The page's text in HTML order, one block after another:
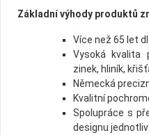
Základní výhody produktů
Více než 65 let
Vysoká kvalita
zinek, hliník,
Německá
Kvalitní
Spolupráce s
designu